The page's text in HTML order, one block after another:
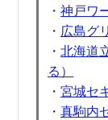
・神戸ワ
・ 広島グ
・北海道
る）
・宮城セ
・真駒内